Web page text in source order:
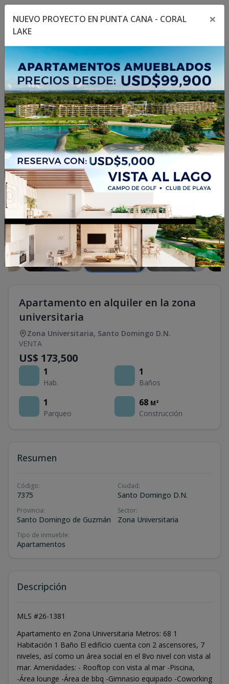
Toggle navigation menu
1/15
Apartamento en alquiler en la zona
universitaria
Zona Universitaria, Santo Domingo D.N.
VENTA
US$ 173,500
1
Hab.
1
Baños
1
Parqueo
68 M²
Construcción
Resumen
Código:
7375
Ciudad:
Santo Domingo D.N.
Provincia:
Santo Domingo de Guzmán
Sector:
Zona Universitaria
Tipo de inmueble:
Apartamentos
Descripción
MLS #26-1381
Apartamento en Zona Universitaria Metros: 68 1
Habitación 1 Baño El edificio cuenta con 2 ascensores, 7
niveles, así como un área social en el 8vo nivel con vista al
mar. Amenidades: - Rooftop con vista al mar -Piscina,
-Área lounge -Área de bbq -Gimnasio equipado -Coworking
NUEVO PROYECTO EN PUNTA CANA - CORAL
LAKE
×